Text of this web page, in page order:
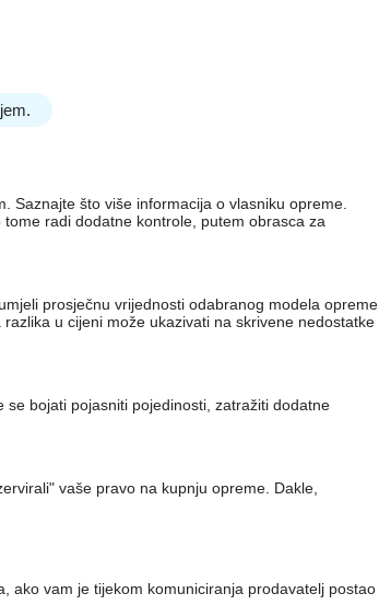
Saznajte što više informacija o vlasniku opreme.
radi dodatne kontrole, putem obrasca za
prosječnu vrijednosti odabranog modela opreme.
u cijeni može ukazivati ​​na skrivene nedostatke
bojati pojasniti pojedinosti, zatražiti dodatne
vaše pravo na kupnju opreme. Dakle,
ako vam je tijekom komuniciranja prodavatelj postao